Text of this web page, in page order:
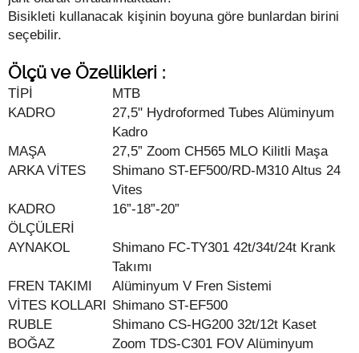
Bisikleti kullanacak kişinin boyuna göre bunlardan birini
seçebilir.
Ölçü ve Özellikleri :
TİPİ
MTB
KADRO
27,5" Hydroformed Tubes Alüminyum
Kadro
MAŞA
27,5” Zoom CH565 MLO Kilitli Maşa
ARKA VİTES
Shimano ST-EF500/RD-M310 Altus 24
Vites
KADRO
ÖLÇÜLERİ
16”-18”-20”
AYNAKOL
Shimano FC-TY301 42t/34t/24t Krank
Takımı
FREN TAKIMI
Alüminyum V Fren Sistemi
VİTES KOLLARI Shimano ST-EF500
RUBLE
Shimano CS-HG200 32t/12t Kaset
BOĞAZ
Zoom TDS-C301 FOV Alüminyum